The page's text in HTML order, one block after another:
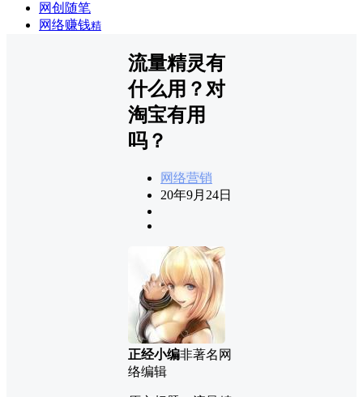
网创随笔
网络赚钱精
流量精灵有
什么用？对
淘宝有用
吗？
网络营销
20年9月24日
正经小编非著名网
络编辑